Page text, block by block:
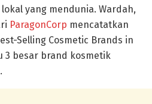
yang mendunia. Wardah,
ParagonCorp mencatatkan
Selling Cosmetic Brands in
3 besar brand kosmetik